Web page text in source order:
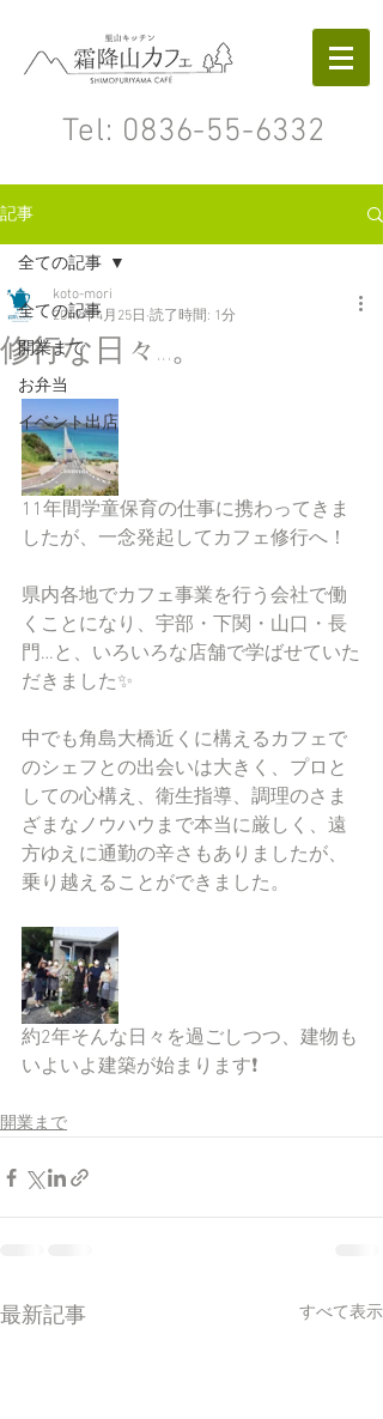
Tel: 0836-55-6332
記事
全ての記事
開業まで
お弁当
イベント出店
全ての記事
修行な日々…。
koto-mori
2019年4月25日 読了時間: 1分
11年間学童保育の仕事に携わってきま
したが、一念発起してカフェ修行へ！
県内各地でカフェ事業を行う会社で働
くことになり、宇部・下関・山口・長
門…と、いろいろな店舗で学ばせていた
だきました✨
中でも角島大橋近くに構えるカフェで
のシェフとの出会いは大きく、プロと
しての心構え、衛生指導、調理のさま
ざまなノウハウまで本当に厳しく、遠
方ゆえに通勤の辛さもありましたが、
乗り越えることができました。
約2年そんな日々を過ごしつつ、建物も
いよいよ建築が始まります❗️
開業まで
最新記事 すべて表示